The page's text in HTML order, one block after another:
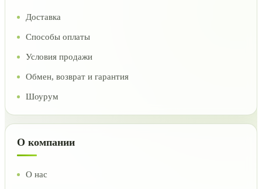
Доставка
Способы оплаты
Условия продажи
Обмен, возврат и гарантия
Шоурум
О компании
О нас